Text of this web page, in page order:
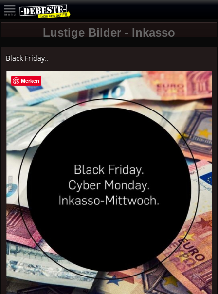
Lustige Bilder - Inkasso
Black Friday..
Merken